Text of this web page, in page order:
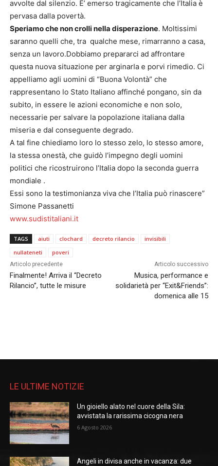
avvolte dal silenzio. E’ emerso tragicamente che l’Italia è
pervasa dalla povertà.
Speriamo che non crolli nella disperazione. Moltissimi
saranno quelli che, tra qualche mese, rimarranno a casa,
senza un lavoro.Dobbiamo prepararci ad affrontare
questa nuova situazione per arginarla e porvi rimedio. Ci
appelliamo agli uomini di “Buona Volontà” che
rappresentano lo Stato Italiano affinché pongano, sin da
subito, in essere le azioni economiche e non solo,
necessarie per salvare la popolazione italiana dalla
miseria e dal conseguente degrado.
A tal fine chiediamo loro lo stesso zelo, lo stesso amore,
la stessa onestà, che guidò l’impegno degli uomini
politici che ricostruirono l’Italia dopo la seconda guerra
mondiale .
Essi sono la testimonianza viva che l’Italia può rinascere”
Simone Passanetti
www.sudistitaliani.it
TAGS aiuti clochard decreto rilancio
invisibili
nullateneti
poveri
Articolo precedente
Finalmente! Arriva il “Decreto
Rilancio”, tutte le misure
Articolo successivo
Musica, performance e
solidarietà per “Exit&Friends”:
domenica alle 15
LE ULTIME NOTIZIE
Un gioiello alato nel cuore della Sila:
avvistata la rarissima cicogna nera
6 Agosto 2026
Angeli in divisa anche in vacanza: due